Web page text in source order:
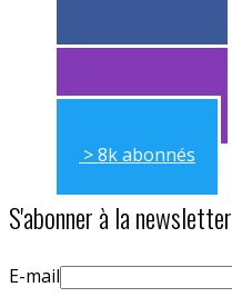
> 11k abonnés
> 11k abonnés
> 8k abonnés
S'abonner à la newsletter
E-mail